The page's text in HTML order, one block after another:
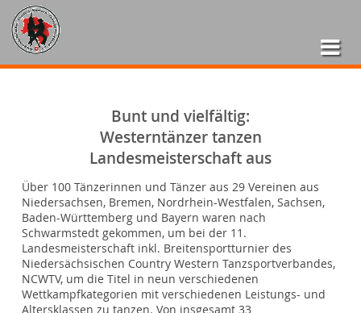
Bunt und vielfältig:
Westerntänzer tanzen
Landesmeisterschaft aus
Über 100 Tänzerinnen und Tänzer aus 29 Vereinen aus
Niedersachsen, Bremen, Nordrhein-Westfalen, Sachsen,
Baden-Württemberg und Bayern waren nach
Schwarmstedt gekommen, um bei der 11.
Landesmeisterschaft inkl. Breitensportturnier des
Niedersächsischen Country Western Tanzsportverbandes,
NCWTV, um die Titel in neun verschiedenen
Wettkampfkategorien mit verschiedenen Leistungs- und